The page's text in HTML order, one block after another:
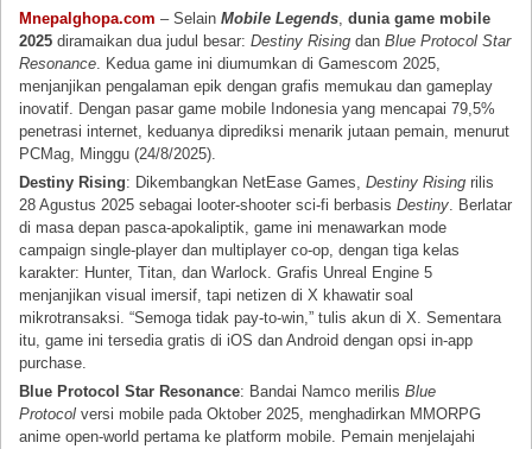
Mnepalghopa.com – SelainMobile Legends ,dunia game mobile
2025 diramaikan dua judul besar:Destiny Rising danBlue Protocol Star
Resonance . Kedua game ini diumumkan di Gamescom 2025,
menjanjikan pengalaman epik dengan grafis memukau dan gameplay
inovatif. Dengan pasar game mobile Indonesia yang mencapai 79,5%
penetrasi internet, keduanya diprediksi menarik jutaan pemain, menurut
PCMag, Minggu (24/8/2025).
Destiny Rising: Dikembangkan NetEase Games,Destiny Rising rilis
28 Agustus 2025 sebagai looter-shooter sci-fi berbasisDestiny . Berlatar
di masa depan pasca-apokaliptik, game ini menawarkan mode
campaign single-player dan multiplayer co-op, dengan tiga kelas
karakter: Hunter, Titan, dan Warlock. Grafis Unreal Engine 5
menjanjikan visual imersif, tapi netizen di X khawatir soal
mikrotransaksi. “Semoga tidak pay-to-win,” tulis akun di X. Sementara
itu, game ini tersedia gratis di iOS dan Android dengan opsi in-app
purchase.
Blue Protocol Star Resonance: Bandai Namco merilisBlue
Protocol versi mobile pada Oktober 2025, menghadirkan MMORPG
anime open-world pertama ke platform mobile. Pemain menjelajahi